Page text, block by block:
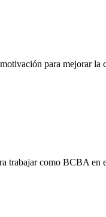
para mejorar la
trabajar como BCBA en